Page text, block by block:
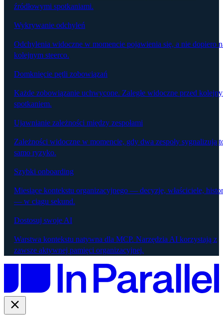
źródłowymi spotkaniami.
Wykrywanie odchyleń
Odchylenia widoczne w momencie pojawienia się, a nie dopiero
kolejnym steerco.
Domknięcie pętli zobowiązań
Każde zobowiązanie uchwycone. Zaległe widoczne przed
spotkaniem.
Ujawnianie zależności między zespołami
Zależności widoczne w momencie, gdy dwa zespoły sygnalizują
samo ryzyko.
Szybki onboarding
Miesiące kontekstu organizacyjnego — decyzje, właściciele,
— w ciągu sekund.
Dostosuj swoje AI
Warstwa kontekstu natywna dla MCP. Narzędzia AI korzystają z
zawsze aktywnej pamięci organizacyjnej.